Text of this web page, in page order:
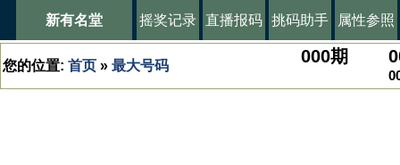
新有名堂 摇奖记录 直播报码 挑码助手 属性参照
您的位置: 首页 » 最大号码 000期